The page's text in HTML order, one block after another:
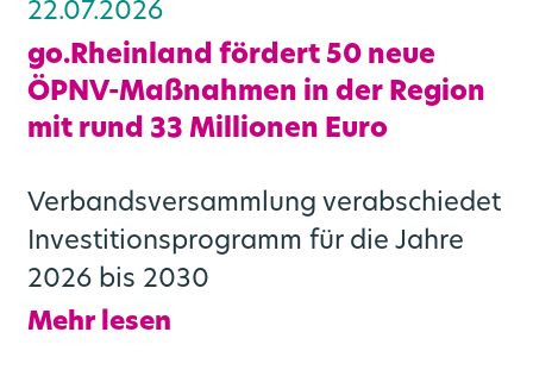
22.07.2026
go.Rheinland fördert 50 neue
ÖPNV-Maßnahmen in der Region
mit rund 33 Millionen Euro
Verbandsversammlung verabschiedet
Investitionsprogramm für die Jahre
2026 bis 2030
Mehr lesen